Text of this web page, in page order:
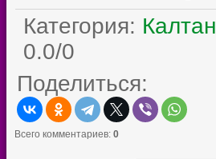
Категория: Калтан
0.0/0
Поделиться:
Всего комментариев: 0